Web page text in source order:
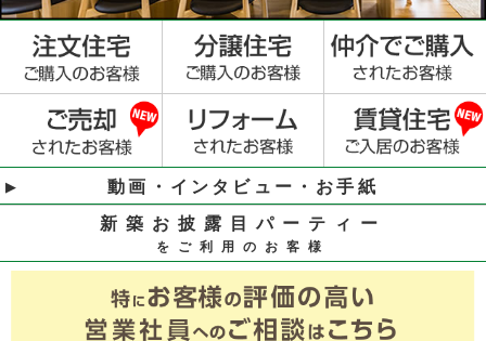
動画・インタビュー・お手紙
新築お披露目パーティー
をご利用のお客様